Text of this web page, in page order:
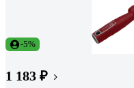
-5%
1 183 ₽